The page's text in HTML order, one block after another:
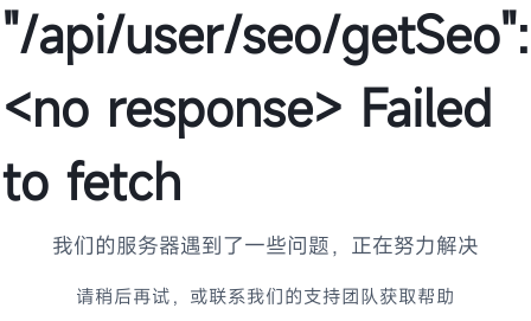
"/api/user/seo/getSeo":
<no response> Failed
to fetch
我们的服务器遇到了一些问题，正在努力解决
请稍后再试，或联系我们的支持团队获取帮助